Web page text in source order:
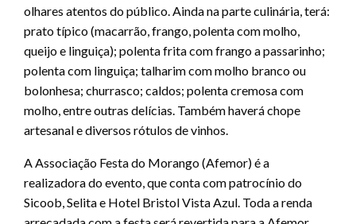
olhares atentos do público. Ainda na parte culinária, terá:
prato típico (macarrão, frango, polenta com molho,
queijo e linguiça); polenta frita com frango a passarinho;
polenta com linguiça; talharim com molho branco ou
bolonhesa; churrasco; caldos; polenta cremosa com
molho, entre outras delícias. Também haverá chope
artesanal e diversos rótulos de vinhos.
A Associação Festa do Morango (Afemor) é a
realizadora do evento, que conta com patrocínio do
Sicoob, Selita e Hotel Bristol Vista Azul. Toda a renda